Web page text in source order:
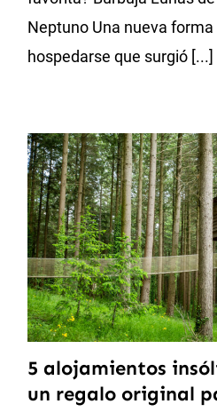
Neptuno Una nueva forma
hospedarse que surgió [...]
5 alojamientos
un regalo original